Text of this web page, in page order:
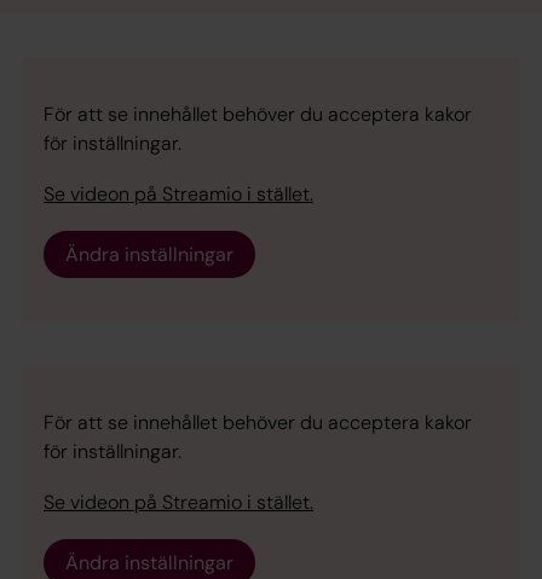
För att se innehållet behöver du acceptera kakor
för inställningar.
Se videon på Streamio i stället.
Ändra inställningar
För att se innehållet behöver du acceptera kakor
för inställningar.
Se videon på Streamio i stället.
Ändra inställningar